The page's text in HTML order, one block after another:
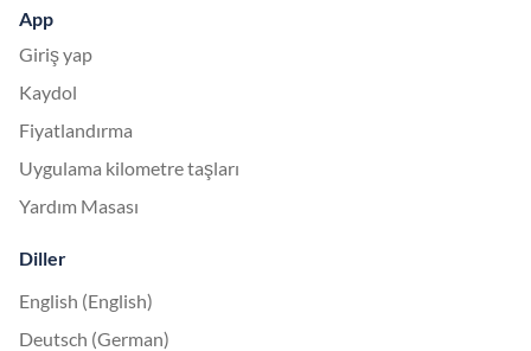
App
Giriş yap
Kaydol
Fiyatlandırma
Uygulama kilometre taşları
Yardım Masası
Diller
English (English)
Deutsch (German)